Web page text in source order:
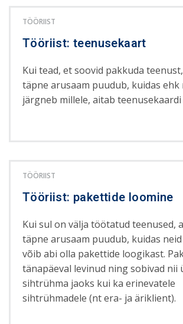
TÖÖRIIST
Tööriist: teenusekaart
Kui tead, et soovid pakkuda
täpne arusaam puudub, kuidas ehk
järgneb millele, aitab
TÖÖRIIST
Tööriist: pakettide loomine
Kui sul on välja töötatud teenused,
täpne arusaam puudub, kuidas
võib abi olla pakettide loogikast.
tänapäeval levinud ning sobivad nii
sihtrühma jaoks kui ka erinevatele
sihtrühmadele (nt era- ja äriklient).